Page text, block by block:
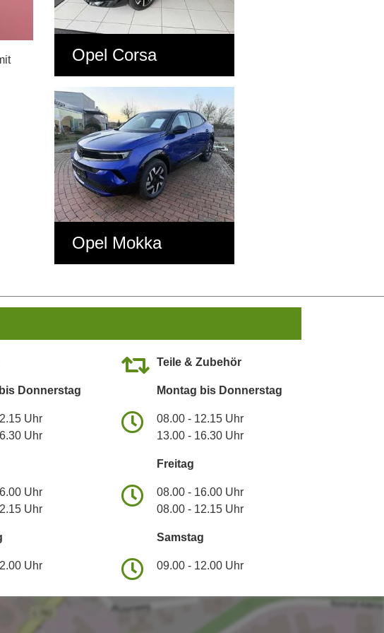
Opel Corsa
Opel Mokka
Donnerstag
Uhr
Uhr
Uhr
Uhr
Uhr
Teile & Zubehör
Montag bis Donnerstag
08.00 - 12.15 Uhr
13.00 - 16.30 Uhr
Freitag
08.00 - 16.00 Uhr
08.00 - 12.15 Uhr
Samstag
09.00 - 12.00 Uhr